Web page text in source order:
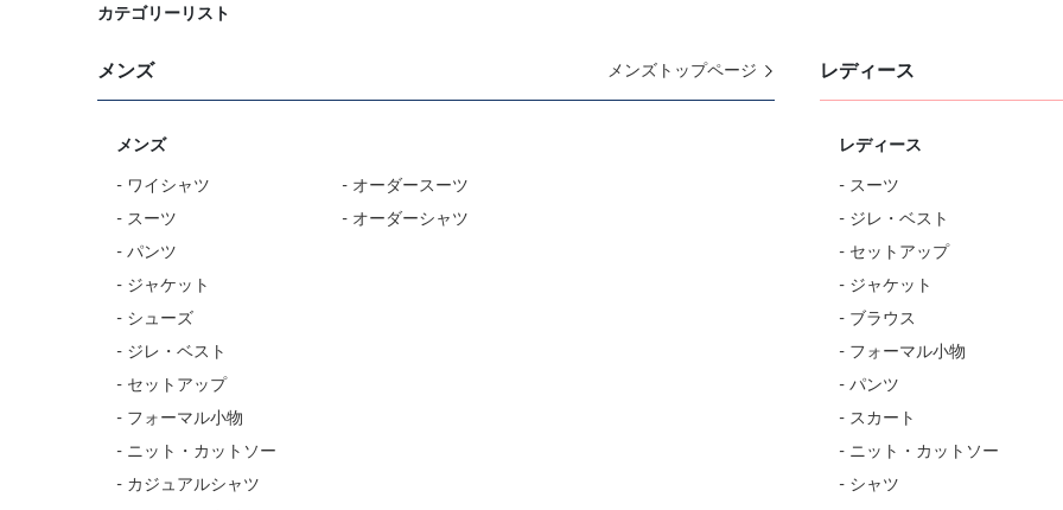
カテゴリーリスト
メンズ メンズトップページ
メンズ
- ワイシャツ
- スーツ
- パンツ
- ジャケット
- シューズ
- ジレ・ベスト
- セットアップ
- フォーマル小物
- ニット・カットソー
- カジュアルシャツ
- オーダースーツ
- オーダーシャツ
レディース
レディース
- スーツ
- ジレ・ベスト
- セットアップ
- ジャケット
- ブラウス
- フォーマル小物
- パンツ
- スカート
- ニット・カットソー
- シャツ